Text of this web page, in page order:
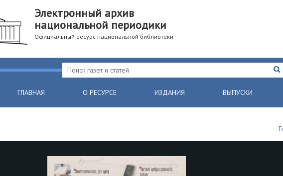
Электронный архив
национальной периодики
Официальный ресурс национальной библиотеки
ГЛАВНАЯ О РЕСУРСЕ ИЗДАНИЯ ВЫПУСКИ